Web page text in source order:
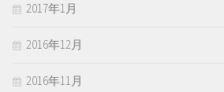
2017年1月
2016年12月
2016年11月